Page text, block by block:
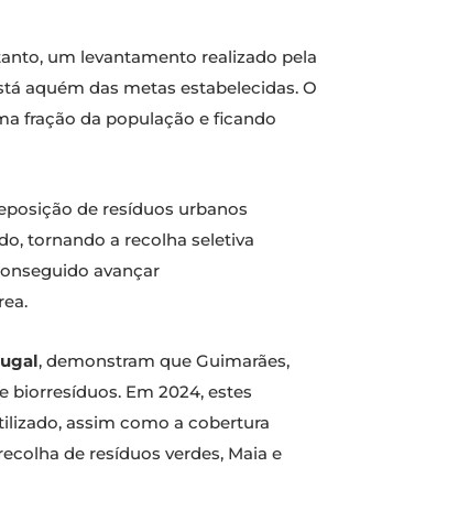
um levantamento realizado pela
aquém das metas estabelecidas. O
fração da população e ficando
de resíduos urbanos
tornando a recolha seletiva
avançar
, demonstram que Guimarães,
biorresíduos. Em 2024, estes
assim como a cobertura
de resíduos verdes, Maia e